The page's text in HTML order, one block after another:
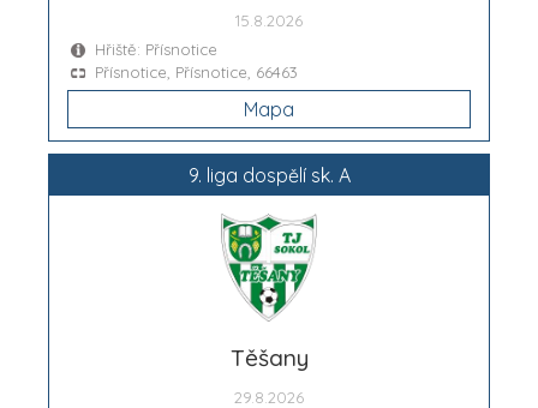
15.8.2026
Hřiště: Přísnotice
Přísnotice, Přísnotice, 66463
Mapa
9. liga dospělí sk. A
Těšany
29.8.2026